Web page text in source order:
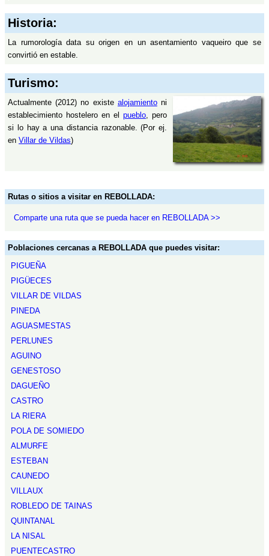
Historia:
La rumorología data su origen en un asentamiento vaqueiro que se
convirtió en estable.
Turismo:
Actualmente (2012) no existe alojamientoni
establecimiento hostelero en elpueblo, pero
si lo hay a una distancia razonable. (Por ej.
en Villar de Vildas)
Rutas o sitios a visitar en REBOLLADA:
Comparte una ruta que se pueda hacer en REBOLLADA >>
Poblaciones cercanas a REBOLLADA que puedes visitar:
PIGUEÑA
PIGÜECES
VILLAR DE VILDAS
PINEDA
AGUASMESTAS
PERLUNES
AGUINO
GENESTOSO
DAGUEÑO
CASTRO
LA RIERA
POLA DE SOMIEDO
ALMURFE
ESTEBAN
CAUNEDO
VILLAUX
ROBLEDO DE TAINAS
QUINTANAL
LA NISAL
PUENTECASTRO